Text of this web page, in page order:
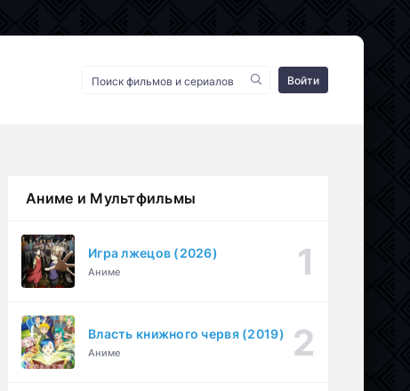
Войти
Аниме и Мультфильмы
Игра лжецов (2026)
Аниме
Власть книжного червя (2019)
Аниме